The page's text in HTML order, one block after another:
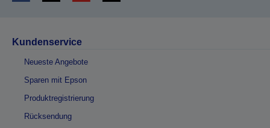
Kundenservice
Neueste Angebote
Sparen mit Epson
Produktregistrierung
Rücksendung